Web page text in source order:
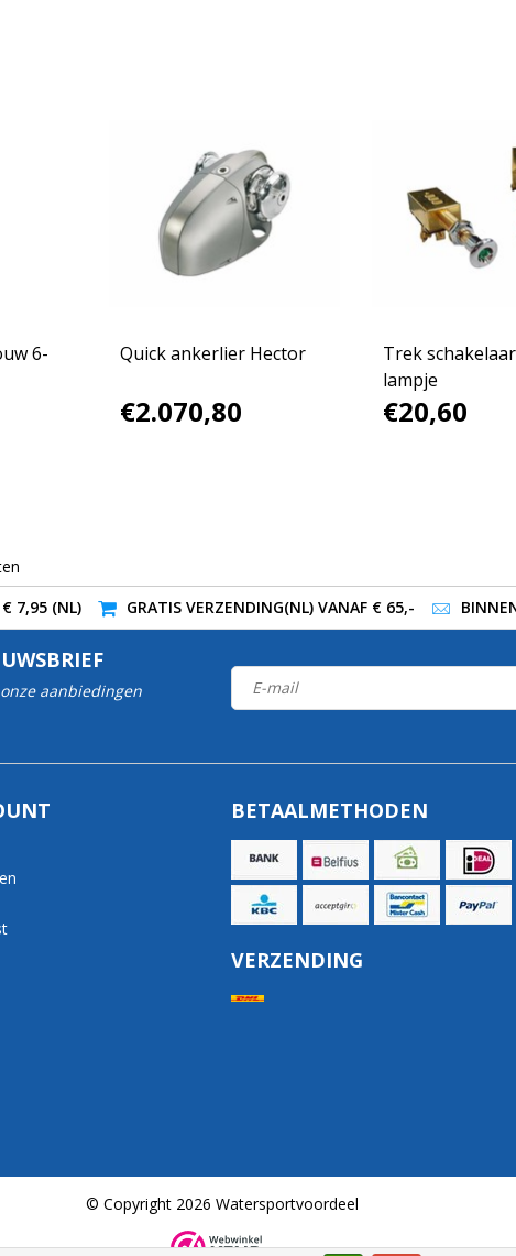
6-
Quick ankerlier Hector
€2.070,80
Trek
lampje
€20,60
7,95 (NL)
GRATIS VERZENDING(NL) VANAF € 65,-
aanbiedingen
BETAALMETHODEN
VERZENDING
© Copyright 2026 Watersportvoordeel